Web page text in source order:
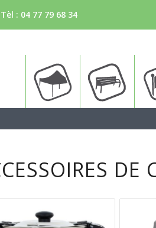
: 04 77 79 68 34
Tente Bancs
DE